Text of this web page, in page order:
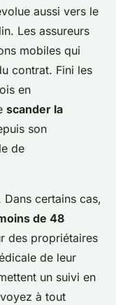
aussi vers le
Les assureurs
mobiles qui
contrat. Fini les
en
scander la
son
de
certains cas,
de 48
des propriétaires
de leur
un suivi en
à tout